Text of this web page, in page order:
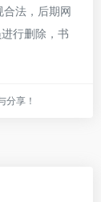
合法，后期网
行删除，书
分享！